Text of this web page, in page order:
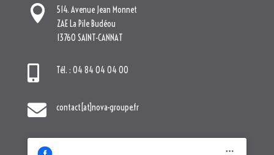
 contact[at]nova-groupe.fr
Cliquez pour accepter les cookies